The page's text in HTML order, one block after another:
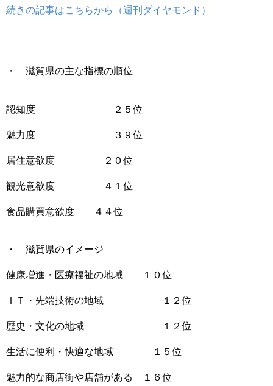
続きの記事はこちらから（週刊ダイヤモンド）
・ 滋賀県の主な指標の順位
認知度 ２５位
魅力度 ３９位
居住意欲度 ２０位
観光意欲度 ４１位
食品購買意欲度 ４４位
・ 滋賀県のイメージ
健康増進・医療福祉の地域 １０位
ＩＴ・先端技術の地域 １２位
歴史・文化の地域 １２位
生活に便利・快適な地域 １５位
魅力的な商店街や店舗がある １６位